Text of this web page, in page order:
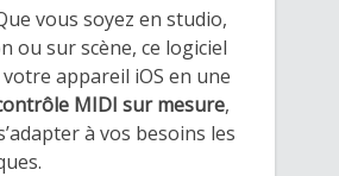
vous soyez en studio,
ou sur scène, ce logiciel
appareil iOS en une
MIDI sur mesure,
à vos besoins les